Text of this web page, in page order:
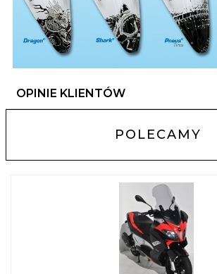
OPINIE KLIENTÓW
POLECAMY